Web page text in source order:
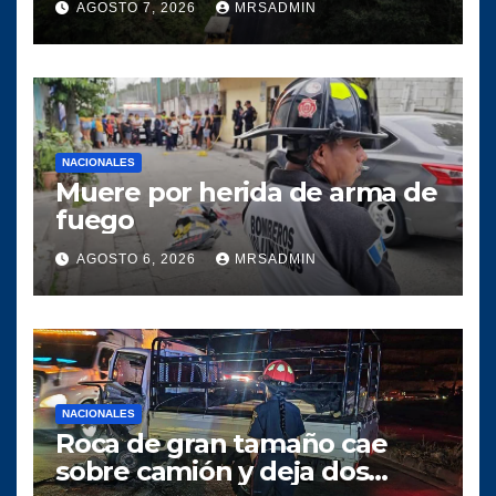
circulación vial
AGOSTO 7, 2026 MRSADMIN
NACIONALES
Muere por herida de arma de
fuego
AGOSTO 6, 2026 MRSADMIN
NACIONALES
Roca de gran tamaño cae
sobre camión y deja dos